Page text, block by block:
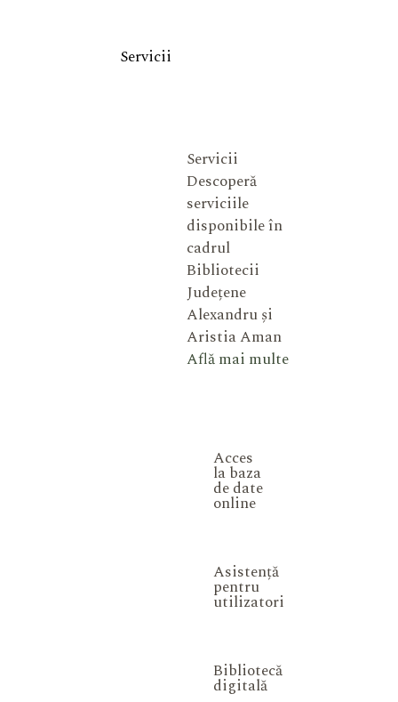
Servicii
Servicii
Descoperă
serviciile
disponibile în
cadrul
Bibliotecii
Județene
Alexandru și
Aristia Aman
Află mai multe
Acces
la baza
de date
online
Asistență
pentru
utilizatori
Bibliotecă
digitală